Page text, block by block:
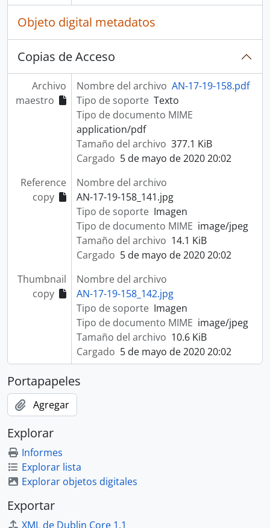
Objeto digital metadatos
Copias de Acceso
Archivo
maestro
Nombre del archivo AN-17-19-158.pdf
Tipo de soporte Texto
Tipo de documento MIME
application/pdf
Tamaño del archivo 377.1 KiB
Cargado 5 de mayo de 2020 20:02
Reference
copy
Nombre del archivo
AN-17-19-158_141.jpg
Tipo de soporte Imagen
Tipo de documento MIME image/jpeg
Tamaño del archivo 14.1 KiB
Cargado 5 de mayo de 2020 20:02
Thumbnail
copy
Nombre del archivo
AN-17-19-158_142.jpg
Tipo de soporte Imagen
Tipo de documento MIME image/jpeg
Tamaño del archivo 10.6 KiB
Cargado 5 de mayo de 2020 20:02
Portapapeles
Agregar
Explorar
Informes
Explorar lista
Explorar objetos digitales
Exportar
XML de Dublin Core 1.1